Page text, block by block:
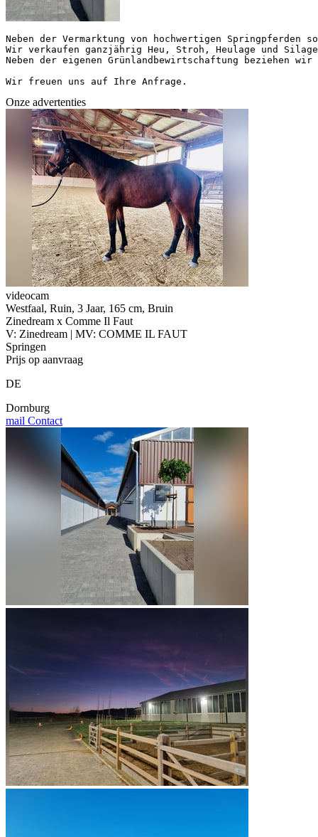
Neben der Vermarktung von hochwertigen Springpferden
Wir verkaufen ganzjährig Heu, Stroh, Heulage und
Neben der eigenen Grünlandbewirtschaftung beziehen
Wir freuen uns auf Ihre Anfrage.
Onze advertenties
videocam
Westfaal, Ruin, 3 Jaar, 165 cm, Bruin
Zinedream x Comme Il Faut
V: Zinedream | MV: COMME IL FAUT
Springen
Prijs op aanvraag
DE
Dornburg
mail Contact